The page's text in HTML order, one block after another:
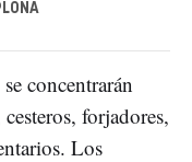
se concentrarán
forjadores,
Los